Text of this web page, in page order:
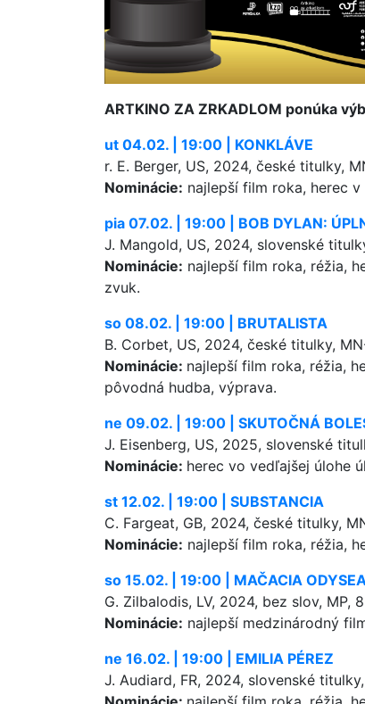
ARTKINO ZA ZRKADLOM ponúka
ut 04.02. | 19:00 | KONKLÁVE
r. E. Berger, US, 2024, české titulky,
Nominácie: najlepší film roka, herec
pia 07.02. | 19:00 | BOB DYLAN:
J. Mangold, US, 2024, slovenské
Nominácie: najlepší film roka, réžia,
zvuk.
so 08.02. | 19:00 | BRUTALISTA
B. Corbet, US, 2024, české titulky,
Nominácie: najlepší film roka, réžia,
pôvodná hudba, výprava.
ne 09.02. | 19:00 | SKUTOČNÁ
J. Eisenberg, US, 2025, slovenské
Nominácie: herec vo vedľajšej úlohe
st 12.02. | 19:00 | SUBSTANCIA
C. Fargeat, GB, 2024, české titulky,
Nominácie: najlepší film roka, réžia,
so 15.02. | 19:00 | MAČACIA
G. Zilbalodis, LV, 2024, bez slov, MP,
Nominácie: najlepší medzinárodný
ne 16.02. | 19:00 | EMILIA PÉREZ
J. Audiard, FR, 2024, slovenské